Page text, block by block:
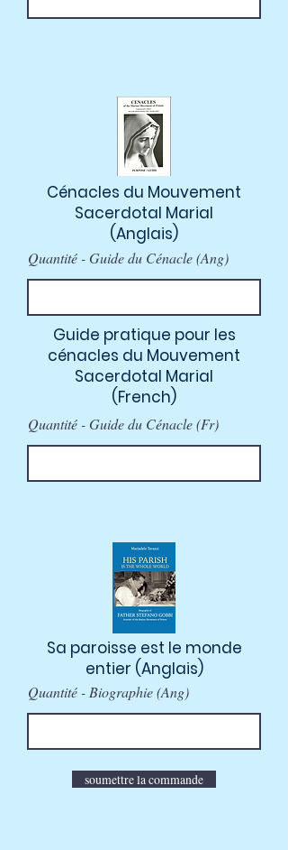
Cénacles du Mouvement
Sacerdotal Marial
(Anglais)
Quantité - Guide du Cénacle (Ang)
Guide pratique pour les
cénacles du Mouvement
Sacerdotal Marial
(French)
Quantité - Guide du Cénacle (Fr)
Sa paroisse est le monde
entier (Anglais)
Quantité - Biographie (Ang)
soumettre la commande